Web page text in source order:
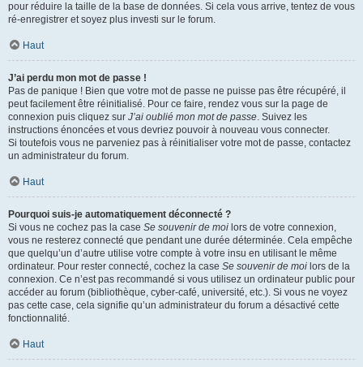
pour réduire la taille de la base de données. Si cela vous arrive, tentez de vous
ré-enregistrer et soyez plus investi sur le forum.
Haut
J’ai perdu mon mot de passe !
Pas de panique ! Bien que votre mot de passe ne puisse pas être récupéré, il
peut facilement être réinitialisé. Pour ce faire, rendez vous sur la page de
connexion puis cliquez sur J’ai oublié mon mot de passe. Suivez les
instructions énoncées et vous devriez pouvoir à nouveau vous connecter.
Si toutefois vous ne parveniez pas à réinitialiser votre mot de passe, contactez
un administrateur du forum.
Haut
Pourquoi suis-je automatiquement déconnecté ?
Si vous ne cochez pas la case Se souvenir de moi lors de votre connexion,
vous ne resterez connecté que pendant une durée déterminée. Cela empêche
que quelqu’un d’autre utilise votre compte à votre insu en utilisant le même
ordinateur. Pour rester connecté, cochez la case Se souvenir de moi lors de la
connexion. Ce n’est pas recommandé si vous utilisez un ordinateur public pour
accéder au forum (bibliothèque, cyber-café, université, etc.). Si vous ne voyez
pas cette case, cela signifie qu’un administrateur du forum a désactivé cette
fonctionnalité.
Haut